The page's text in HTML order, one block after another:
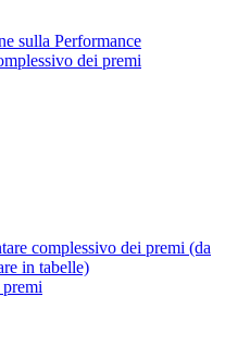
sulla Performance
dei premi
complessivo dei premi (da
in tabelle)